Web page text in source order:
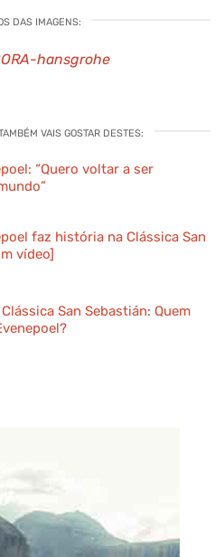
DAS IMAGENS:
hansgrohe
VAIS GOSTAR DESTES:
“Quero voltar a ser
faz história na Clássica San
vídeo]
San Sebastián: Quem